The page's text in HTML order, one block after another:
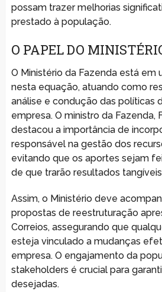
possam trazer melhorias
prestado à população.
O PAPEL DO
O Ministério da Fazenda está em
nesta equação, atuando como
análise e condução das políticas
empresa. O ministro da Fazenda,
destacou a importância de
responsável na gestão dos
evitando que os aportes sejam
de que trarão resultados
Assim, o Ministério deve
propostas de reestruturação
Correios, assegurando que
esteja vinculado a mudanças
empresa. O engajamento da
stakeholders é crucial para
desejadas.